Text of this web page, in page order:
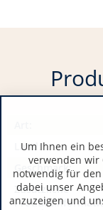
Land:
Geschmack:
Zusätzliche
Um Ihnen ein
verwenden wir
notwendig für
dabei unser
anzuzeigen und